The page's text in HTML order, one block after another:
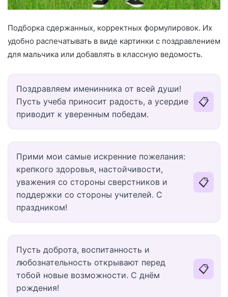
Подборка сдержанных, корректных формулировок. Их
удобно распечатывать в виде картинки с поздравлением
для мальчика или добавлять в классную ведомость.
Поздравляем именинника от всей души!
Пусть учеба приносит радость, а усердие
приводит к уверенным победам.
📋
Прими мои самые искренние пожелания:
крепкого здоровья, настойчивости,
уважения со стороны сверстников и
поддержки со стороны учителей. С
праздником!
📋
Пусть доброта, воспитанность и
любознательность открывают перед
тобой новые возможности. С днём
рождения!
📋